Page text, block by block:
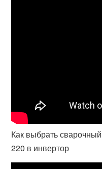
Как выбрать
220 в инвертор